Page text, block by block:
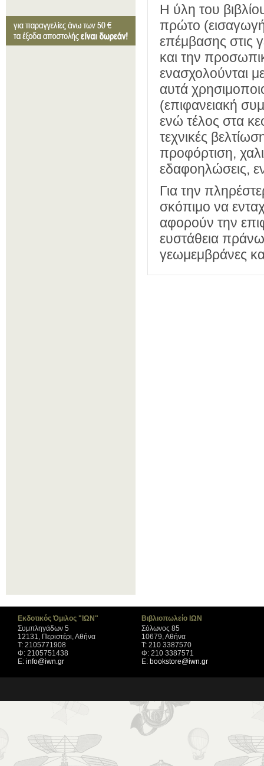
Η ύλη του
πρώτο
επέμβασης στις
και την
ενασχολούνται
αυτά
(επιφανειακή
ενώ τέλος στα
τεχνικές
προφόρτιση,
εδαφοηλώσεις,
Για την
σκόπιμο να
αφορούν την
ευστάθεια
γεωμεμβράνες
Εκδοτικός Όμιλος "ΙΩΝ"
Συμπληγάδων 5
12131, Περιστέρι, Αθήνα
Τ: 2105771908
Φ: 2105751438
Ε: info@iwn.gr
Βιβλιοπωλείο ΙΩΝ
Σόλωνος 85
10679, Αθήνα
Τ: 210 3387570
Φ: 210 3387571
Ε: bookstore@iwn.gr